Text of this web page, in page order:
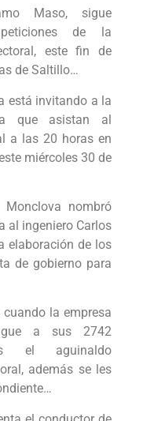
Maso, sigue
de la
este fin de
de Saltillo…
está invitando a la
que asistan al
a las 20 horas en
miércoles 30 de
nombró
al ingeniero Carlos
elaboración de los
de gobierno para
la empresa
a sus 2742
el aguinaldo
además se les